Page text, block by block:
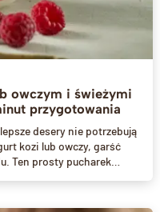
owczym i świeżymi
przygotowania
desery nie potrzebują
kozi lub owczy, garść
Ten prosty pucharek